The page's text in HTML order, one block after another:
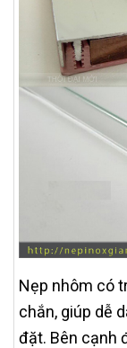
Nẹp nhôm có
chắn, giúp dễ
đặt. Bên cạnh